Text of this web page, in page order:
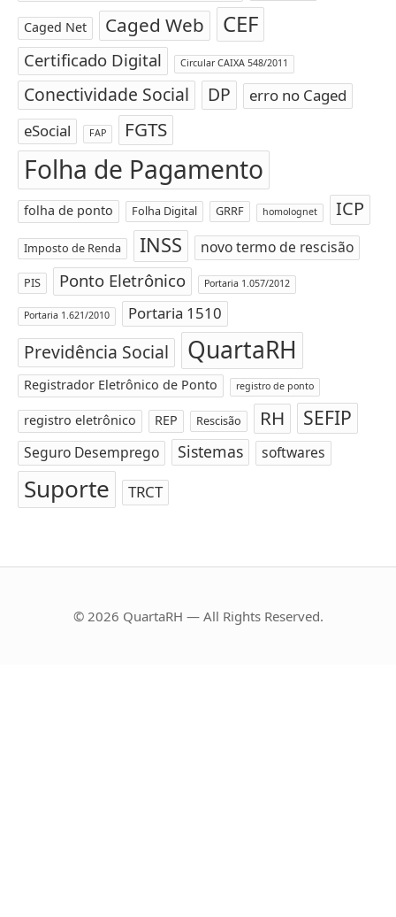
Caged Net Caged Web CEF
Certificado Digital Circular CAIXA 548/2011
Conectividade Social DP
erro no Caged
eSocial
FAP FGTS
Folha de Pagamento
folha de ponto Folha Digital GRRF homolognet ICP
Imposto de Renda INSS novo termo de rescisão
PIS Ponto Eletrônico Portaria 1.057/2012
Portaria 1.621/2010 Portaria 1510
Previdência Social QuartaRH
Registrador Eletrônico de Ponto registro de ponto
registro eletrônico REP Rescisão RH SEFIP
Seguro Desemprego Sistemas softwares
Suporte TRCT
© 2026 QuartaRH — All Rights Reserved.